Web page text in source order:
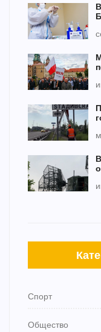
Спорт
Общество